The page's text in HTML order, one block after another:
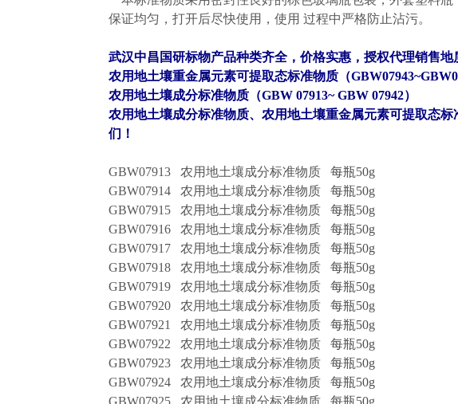
保证均匀，打开后尽快使用，使用 过程中严格防止沾污。
武汉中昌国研标物产品种类齐全，价格实惠，授权代理销售地
农用地土壤重金属元素可提取态标准物质（
农用地土壤成分标准物质（GBW 07913~ GBW 07942）
农用地土壤成分标准物质、农用地土壤重金属元素可提取态
们！
GBW07913 农用地土壤成分标准物质 每瓶50g
GBW07914 农用地土壤成分标准物质 每瓶50g
GBW07915 农用地土壤成分标准物质 每瓶50g
GBW07916 农用地土壤成分标准物质 每瓶50g
GBW07917 农用地土壤成分标准物质 每瓶50g
GBW07918 农用地土壤成分标准物质 每瓶50g
GBW07919 农用地土壤成分标准物质 每瓶50g
GBW07920 农用地土壤成分标准物质 每瓶50g
GBW07921 农用地土壤成分标准物质 每瓶50g
GBW07922 农用地土壤成分标准物质 每瓶50g
GBW07923 农用地土壤成分标准物质 每瓶50g
GBW07924 农用地土壤成分标准物质 每瓶50g
GBW07925 农用地土壤成分标准物质 每瓶50g